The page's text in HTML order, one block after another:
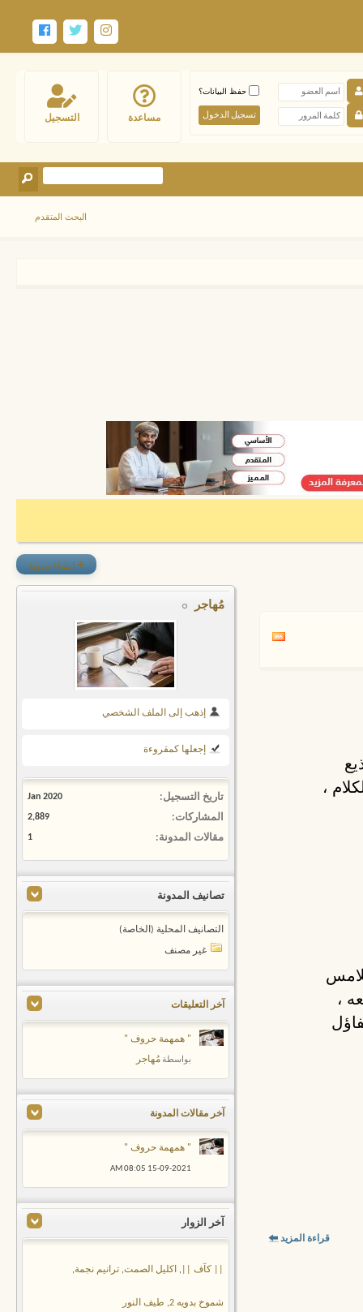
التسجيل مساعدة
حفظ البيانات؟
البحث المتقدم
،
،
قراءة المزيد
+ إنشاء مدونة
مُهاجر
إذهب إلى الملف الشخصي
إجعلها كمقروءة
تاريخ التسجيل Jan 2020
المشاركات 2,889
مقالات المدونة 1
تصانيف المدونة
التصانيف المحلية (الخاصة)
غير مصنف
آخر التعليقات
" همهمة حروف "
بواسطةمُهاجر
آخر مقالات المدونة
" همهمة حروف "
15-09-2021
08:05 AM
آخر الزوار
|| كآف || , اكليل الصمت, ترانيم نجمة,
شموخ بدويه 2 , طيف النور